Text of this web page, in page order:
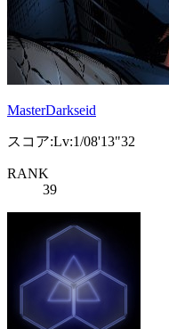
MasterDarkseid
スコア:Lv:1/08'13"32
RANK
39